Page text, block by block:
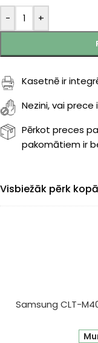
- +
Kasetnē ir
Nezini, vai
Pērkot preces
pakomātiem ir
Visbiežāk pērk
Samsung CLT-